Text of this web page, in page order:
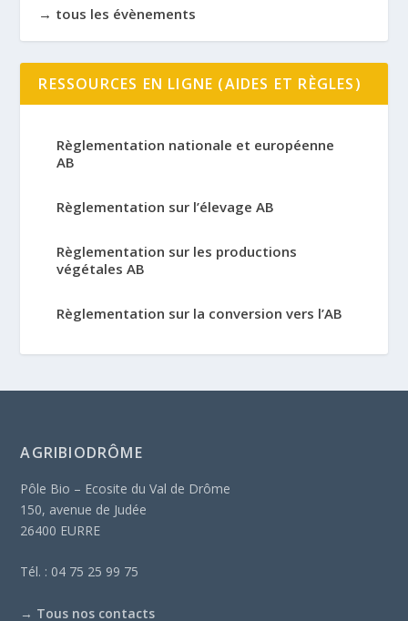
→ tous les évènements
RESSOURCES EN LIGNE (AIDES ET RÈGLES)
Règlementation nationale et européenne
AB
Règlementation sur l’élevage AB
Règlementation sur les productions
végétales AB
Règlementation sur la conversion vers l’AB
AGRIBIODRÔME
Pôle Bio – Ecosite du Val de Drôme
150, avenue de Judée
26400 EURRE
Tél. : 04 75 25 99 75
→ Tous nos contacts